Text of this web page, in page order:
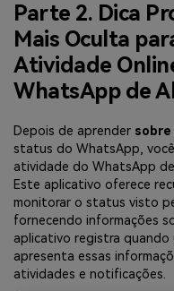
Parte 2. Dica
Mais Oculta
Atividade
WhatsApp de
Depois de aprender
status do WhatsApp,
atividade do WhatsApp
Este aplicativo oferece
monitorar o status visto
fornecendo informações
aplicativo registra
apresenta essas
atividades e notificações.